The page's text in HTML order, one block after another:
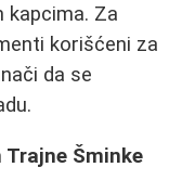
kapcima. Za
korišćeni za
da se
Šminke